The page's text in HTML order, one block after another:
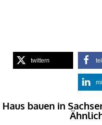
twittern
Haus bauen in